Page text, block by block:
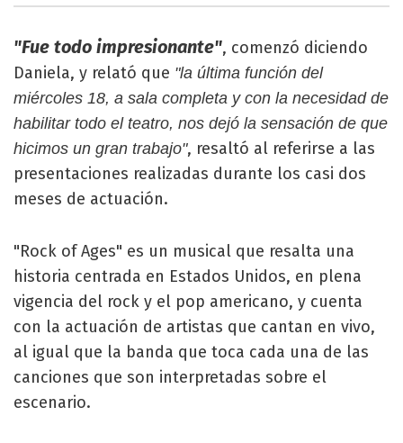
"Fue todo impresionante", comenzó diciendo
Daniela, y relató que "la última función del
miércoles 18, a sala completa y con la necesidad de
habilitar todo el teatro, nos dejó la sensación de que
hicimos un gran trabajo", resaltó al referirse a las
presentaciones realizadas durante los casi dos
meses de actuación.
"Rock of Ages" es un musical que resalta una
historia centrada en Estados Unidos, en plena
vigencia del rock y el pop americano, y cuenta
con la actuación de artistas que cantan en vivo,
al igual que la banda que toca cada una de las
canciones que son interpretadas sobre el
escenario.